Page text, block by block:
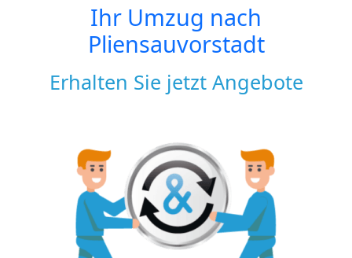
Ihr Umzug nach
Pliensauvorstadt
Erhalten Sie jetzt Angebote